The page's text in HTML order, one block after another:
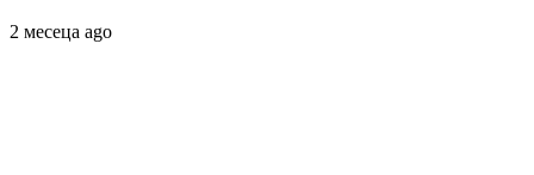
2 месеца ago